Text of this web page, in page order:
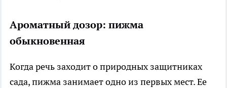
Ароматный дозор: пижма
обыкновенная
Когда речь заходит о природных защитниках
сада, пижма занимает одно из первых мест. Ее